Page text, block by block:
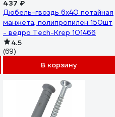
437 ₽
Дюбель-гвоздь 6х40 потайная
манжета, полипропилен 150шт
- ведро Tech-Krep 101466
4.5
(69)
В корзину